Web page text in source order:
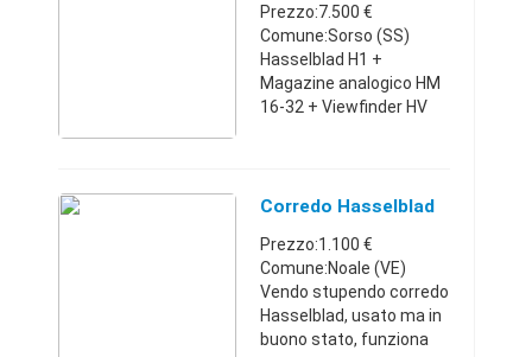
batterie 2 caricabatterie
Cavo 5m FW800 Ci ...
Prezzo:7.500 €
Comune:Sorso (SS)
Hasselblad H1 +
Magazine analogico HM
16-32 + Viewfinder HV
MACRO 4/120 + Valigia
Corredo Hasselblad
Prezzo:1.100 €
Comune:Noale (VE)
Vendo stupendo corredo
Hasselblad, usato ma in
buono stato, funziona